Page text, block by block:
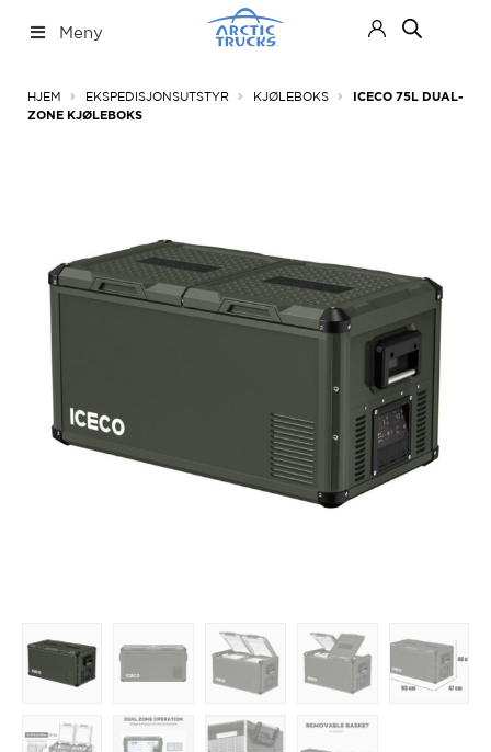
til
til
Meny
ut
HJEM EKSPEDISJONSUTSTYR KJØLEBOKS
ICECO 75L DUAL-
ZONE KJØLEBOKS